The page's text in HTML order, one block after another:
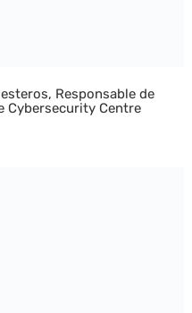
Responsable de
Cybersecurity Centre